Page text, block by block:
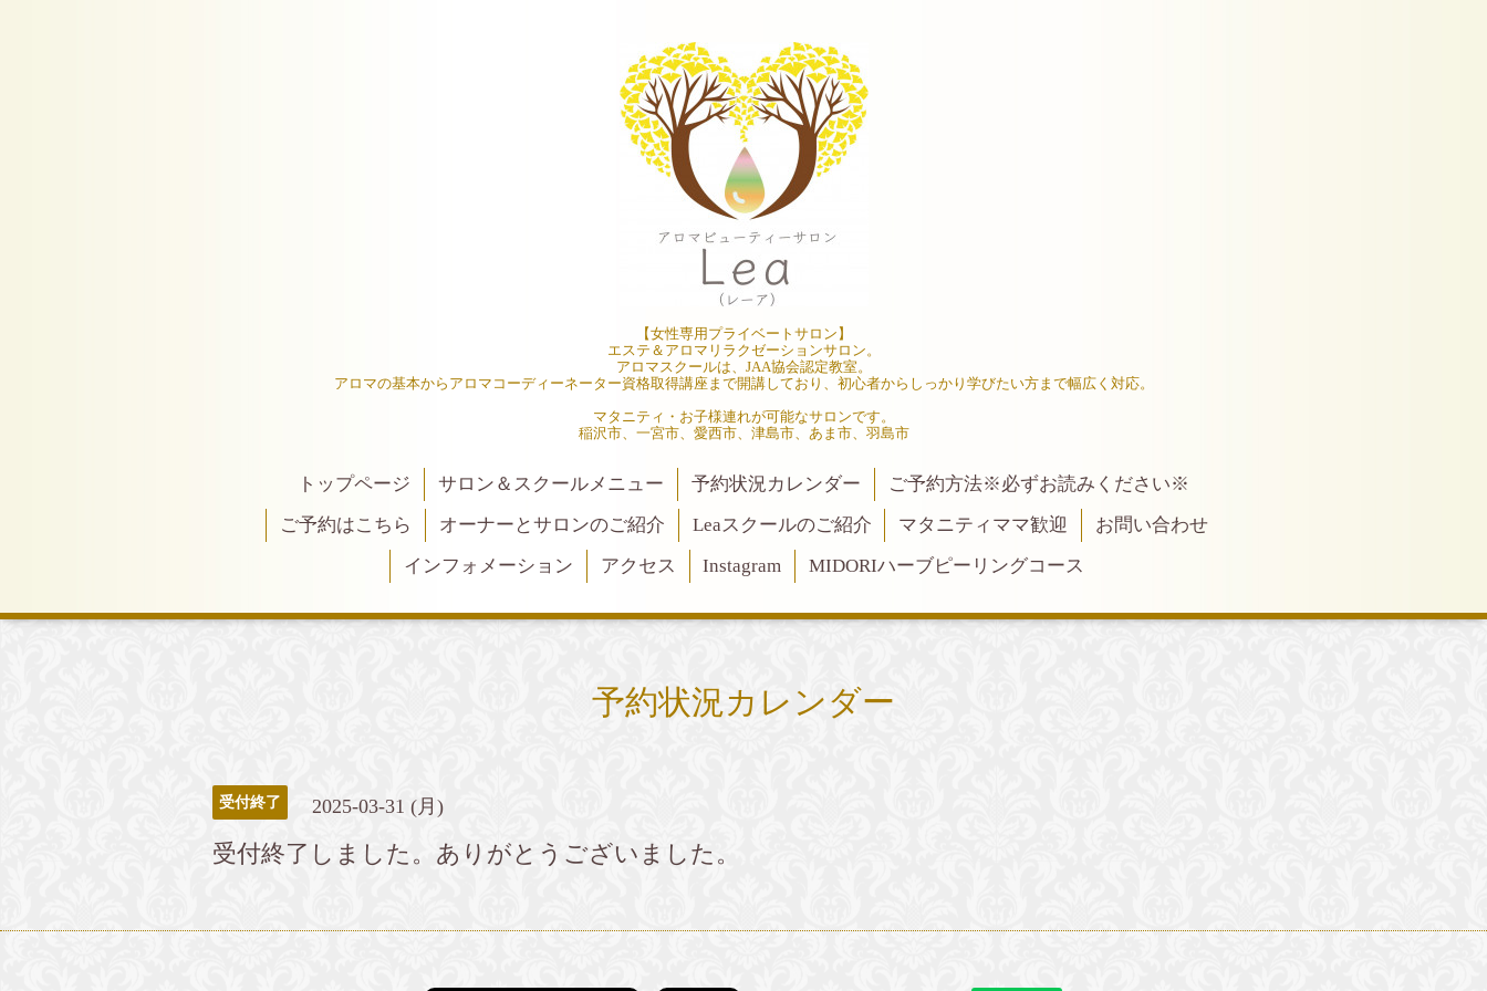
【女性専用プライベートサロン】
エステ＆アロマリラクゼーションサロン。
アロマスクールは、JAA協会認定教室。
アロマの基本からアロマコーディーネーター資格取得講座まで開講しており、初心者からしっかり学びたい方まで幅広く対応。
マタニティ・お子様連れが可能なサロンです。
稲沢市、一宮市、愛西市、津島市、あま市、羽島市
トップページ サロン＆スクールメニュー 予約状況カレンダー
ご予約方法※必ずお読みください※
ご予約はこちら
オーナーとサロンのご紹介 Leaスクールのご紹介 マタニティママ歓迎
お問い合わせ
インフォメーション
アクセス Instagram MIDORIハーブピーリングコース
予約状況カレンダー
受付終了 2025-03-31 (月)
受付終了しました。ありがとうございました。